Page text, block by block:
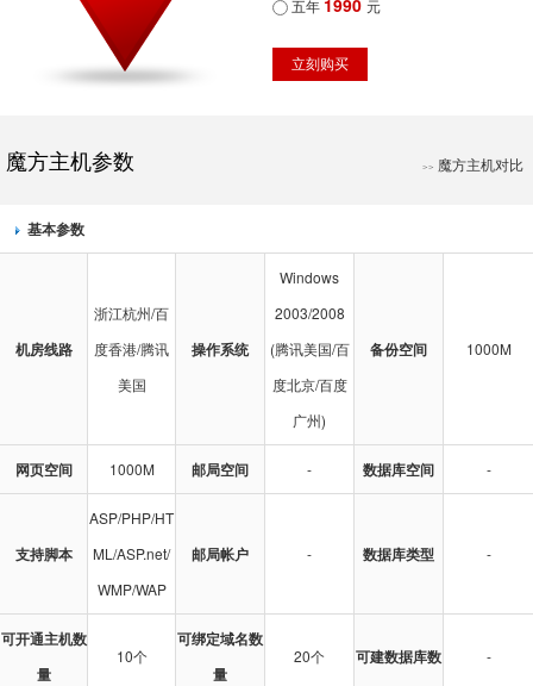
五年 1990 元
魔方主机参数 >> 魔方主机对比
基本参数
机房线路
浙江杭州/百
度香港/腾讯
美国
操作系统
Windows
2003/2008
(腾讯美国/百
度北京/百度
广州)
备份空间 1000M
网页空间 1000M 邮局空间 - 数据库空间 -
支持脚本
ASP/PHP/HT
ML/ASP.net/
WMP/WAP
邮局帐户 - 数据库类型 -
可开通主机数
量
10个
可绑定域名数
量
20个 可建数据库数 -